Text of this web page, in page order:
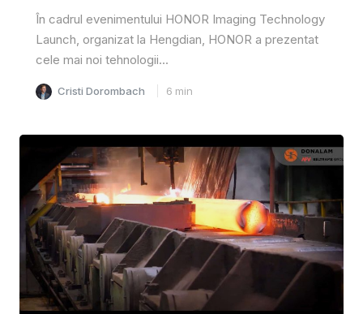
În cadrul evenimentului HONOR Imaging Technology
Launch, organizat la Hengdian, HONOR a prezentat
cele mai noi tehnologii...
Cristi Dorombach 6 min